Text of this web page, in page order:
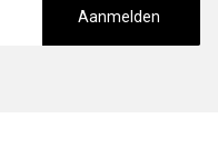
Aanmelden